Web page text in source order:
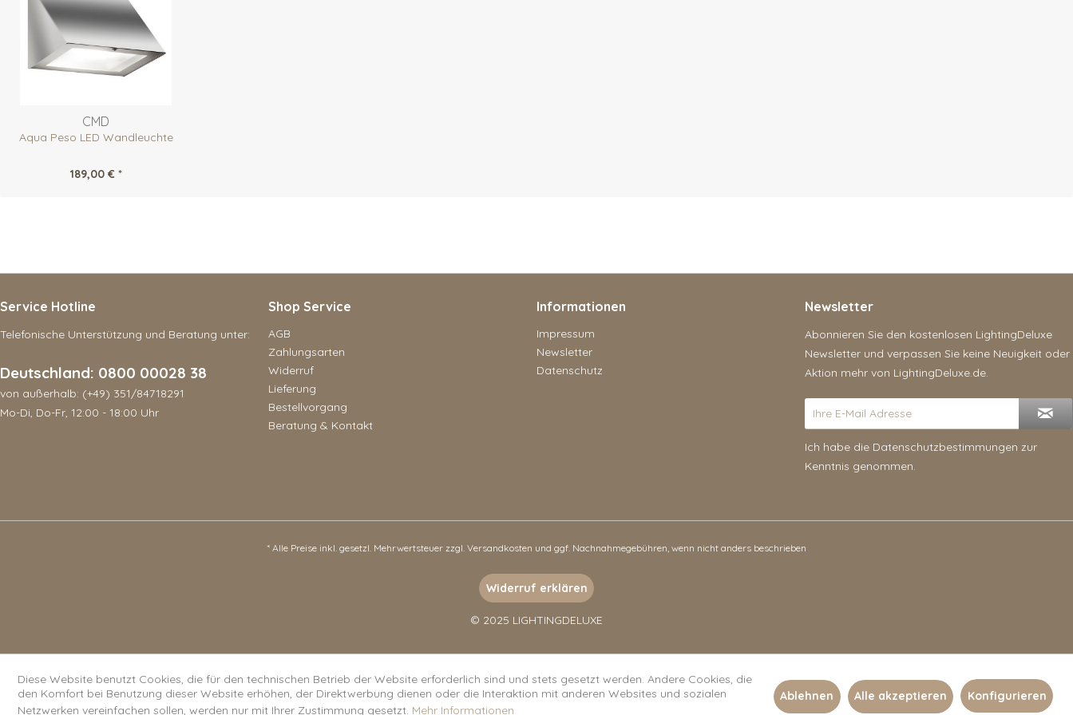
CMD
Aqua Peso LED Wandleuchte
189,00 € *
Service Hotline
Telefonische Unterstützung und Beratung unter:
Deutschland: 0800 00028 38
von außerhalb: (+49) 351/84718291
Mo-Di, Do-Fr, 12:00 - 18:00 Uhr
Shop Service
AGB
Zahlungsarten
Widerruf
Lieferung
Bestellvorgang
Beratung & Kontakt
Informationen
Impressum
Newsletter
Datenschutz
Newsletter
Abonnieren Sie den kostenlosen LightingDeluxe
Newsletter und verpassen Sie keine Neuigkeit oder
Aktion mehr von LightingDeluxe.de.
Ich habe die Datenschutzbestimmungen zur
Kenntnis genommen.
* Alle Preise inkl. gesetzl. Mehrwertsteuer zzgl. Versandkosten und ggf. Nachnahmegebühren, wenn nicht anders beschrieben
Widerruf erklären
© 2025 LIGHTINGDELUXE
Diese Website benutzt Cookies, die für den technischen Betrieb der Website erforderlich sind und stets gesetzt werden. Andere Cookies, die
den Komfort bei Benutzung dieser Website erhöhen, der Direktwerbung dienen oder die Interaktion mit anderen Websites und sozialen
Netzwerken vereinfachen sollen, werden nur mit Ihrer Zustimmung gesetzt. Mehr Informationen
Ablehnen Alle akzeptieren Konfigurieren